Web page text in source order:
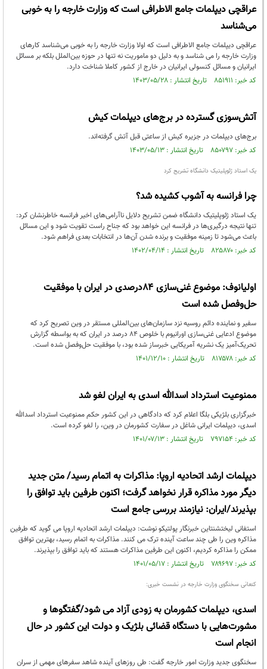
عراقچی دیپلمات جامع الاطرافی است که وزارت خارجه را به خوبی
می‌شناسد
عراقچی دیپلمات جامع الاطرافی است که اولا وزارت خارجه را به خوبی می‌شناسد کارهای
وزارت خارجه را می شناسد و به دلیل دو ماموریت نه تنها در حوزه بین‌الملل بلکه بر مسائل
ایرانیان و مسائل کنسولی ایرانیان در خارج از کشور کاملا شناخت دارد.
کد خبر: ۸۵۱۹۱۱ تاریخ انتشار : ۱۴۰۳/۰۵/۲۸
آتش‌سوزی گسترده در برج‌های دیپلمات کیش
برج‌های دیپلمات در جزیره کیش از ساعتی قبل آتش گرفته‌اند.
کد خبر: ۸۵۰۷۹۷ تاریخ انتشار : ۱۴۰۳/۰۵/۱۳
یک استاد ژئوپلیتیک دانشگاه تشریح کرد
چرا فرانسه به آشوب کشیده شد؟
یک استاد ژئوپلیتیک دانشگاه ضمن تشریح دلایل ناآرامی‌های اخیر فرانسه خاطرنشان کرد:
تنها نتیجه‌ درگیری‌ها در فرانسه این خواهد بود که جناح راست تقویت شود و این مسائل
باعث می‌شود تا زمینه موفقیت و برنده شدن آن‌ها در انتخابات بعدی فراهم شود.
کد خبر: ۸۲۵۸۷۰ تاریخ انتشار : ۱۴۰۲/۰۴/۱۴
اولیانوف: موضوع غنی‌سازی ۸۴درصدی در ایران با موفقیت
حل‌وفصل شده است
سفیر و نماینده دائم روسیه نزد سازمان‌های بین‌المللی مستقر در وین تصریح کرد که
موضوع ادعایی غنی‌سازی اورانیوم با خلوص ۸۴ درصد در ایران که به بواسطه گزارش
تحریک‌آمیز یک نشریه آمریکایی خبرساز شده بود، با موفقیت حل‌وفصل شده است.
کد خبر: ۸۱۷۵۷۸ تاریخ انتشار : ۱۴۰۱/۱۲/۱۰
ممنوعیت استرداد اسدالله اسدی به ایران لغو شد
خبرگزاری بلژیکی بلگا اعلام کرد که دادگاهی در این کشور حکم ممنوعیت استرداد اسدالله
اسدی، دیپلمات ایرانی شاغل در سفارت کشورمان در وین، را لغو کرده است.
کد خبر: ۷۹۷۱۵۴ تاریخ انتشار : ۱۴۰۱/۰۷/۱۳
دیپلمات ارشد اتحادیه اروپا: مذاکرات به اتمام رسید/ متن جدید
دیگر مورد مذاکره قرار نخواهد گرفت؛ اکنون طرفین باید توافق را
بپذیرند/ایران: نیازمند بررسی جامع است
استفانی لیختشنتاین خبرنگار پولتیکو نوشت: دیپلمات ارشد اتحادیه اروپا می گوید که طرفین
مذاکره وین را طی چند ساعت آینده ترک می کنند. مذاکرات به اتمام رسید، بهترین توافق
ممکن را مذاکره کردیم، اکنون این طرفین مذاکرات هستند که باید توافق را بپذیرند.
کد خبر: ۷۸۹۶۹۷ تاریخ انتشار : ۱۴۰۱/۰۵/۱۷
کنعانی سخنگوی وزارت خارجه در نشست خبری:
اسدی، دیپلمات کشورمان به زودی آزاد می شود/گفتگوها و
مشورت‌هایی با دستگاه قضائی بلژیک و دولت این کشور در حال
انجام است
سخنگوی جدید وزارت امور خارجه گفت: طی روزهای آینده شاهد سفرهای مهمی از سران